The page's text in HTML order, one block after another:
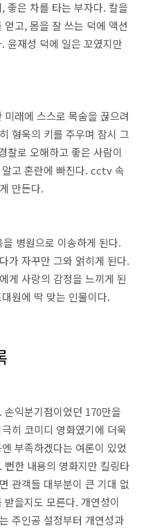
,좋은 차를 타는 부자다. 칼을
얻고,몸을 잘 쓰는 덕에 액션
. 윤재성 덕에 일은 꼬였지만
미래에 스스로 목숨을 끊으려
형욱의 키를 주우며 잠시 그
찰로 오해하고 좋은 사람이
고 혼란에 빠진다. cctv속
만든다.
병원으로 이송하게 된다.
가 자꾸만 그와 얽히게 된다.
게 사랑의 감정을 느끼게 된
원에 딱 맞는 인물이다.
. 손익분기점이었던 170만을
히 코미디 영화였기에 더욱
부족하겠다는 여론이 있었
. 뻔한 내용의 영화지만 킬링타
관객들 대부분이 큰 기대 없
받을지도 모른다. 개연성이
주인공 설정부터 개연성과